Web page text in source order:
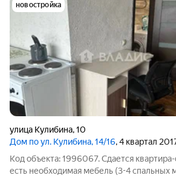
новостройка
улица Кулибина,10
Дом по ул. Кулибина, 14/16, 4 квартал
Код объекта: 1996067. Сдается
есть необходимая мебель (3-4 спальных